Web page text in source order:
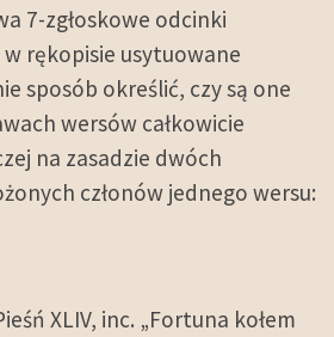
7-zgłoskowe odcinki
rękopisie usytuowane
sposób określić, czy są one
wersów całkowicie
na zasadzie dwóch
członów jednego wersu:
XLIV, inc. „Fortuna kołem